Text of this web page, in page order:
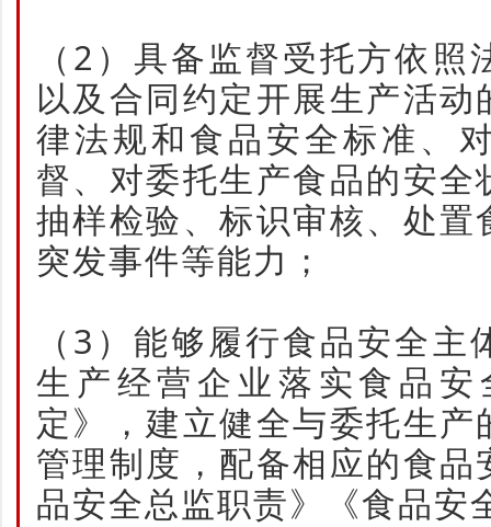
（2）具备监督受托方依
以及合同约定开展生产活
律法规和食品安全标准、
督、对委托生产食品的安
抽样检验、标识审核、处
突发事件等能力；
（3）能够履行食品安全
生产经营企业落实食品
定》，建立健全与委托生
管理制度，配备相应的食
品安全总监职责》《食品安